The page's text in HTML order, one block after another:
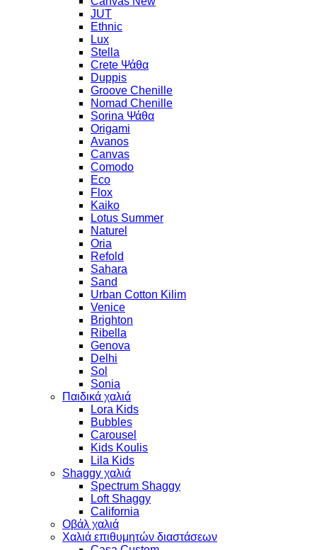
JUT
Ethnic
Lux
Stella
Crete Ψάθα
Duppis
Groove Chenille
Nomad Chenille
Sorina Ψάθα
Origami
Avanos
Canvas
Comodo
Eco
Flox
Kaiko
Lotus Summer
Naturel
Oria
Refold
Sahara
Sand
Urban Cotton Kilim
Venice
Brighton
Ribella
Genova
Delhi
Sol
Sonia
Παιδικά χαλιά
Lora Kids
Bubbles
Carousel
Kids Koulis
Lila Kids
Shaggy χαλιά
Spectrum Shaggy
Loft Shaggy
California
Οβάλ χαλιά
Χαλιά επιθυμητών διαστάσεων